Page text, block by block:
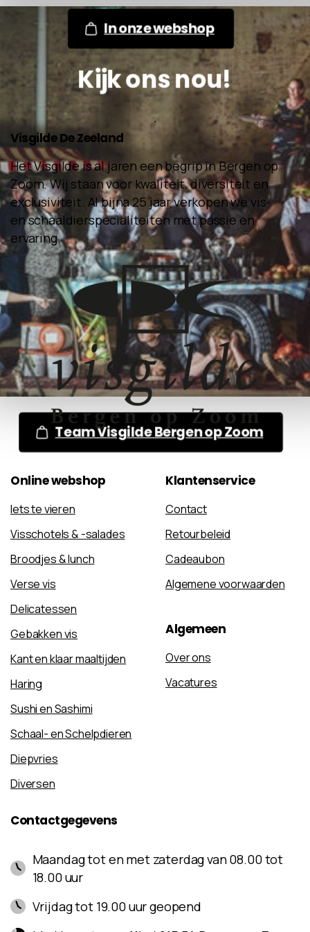
In onze webshop
Kijk ons nou!
.
Team Visgilde Bergen op Zoom
Visgilde DeZeeland
Het Visgilde is al jaren een begrip in Bergen op
Zoom. Wij staan voor kwaliteit, diversiteit en
exclusiviteit. Al bijna 25 jaar verkopen we vis-
en schaaldierspecialiteiten met passie en
ervaring.
Onlinewebshop
Iets te vieren
Visschotels & -salades
Broodjes & lunch
Verse vis
Delicatessen
Gebakken vis
Kant en klaar maaltijden
Haring
Sushi en Sashimi
Schaal- en Schelpdieren
Diepvries
Diversen
Klantenservice
Contact
Retourbeleid
Cadeaubon
Algemene voorwaarden
Algemeen
Over ons
Vacatures
Contactgegevens
Maandag tot en met zaterdag van 08.00 tot
18.00 uur
Vrijdag tot 19.00 uur geopend